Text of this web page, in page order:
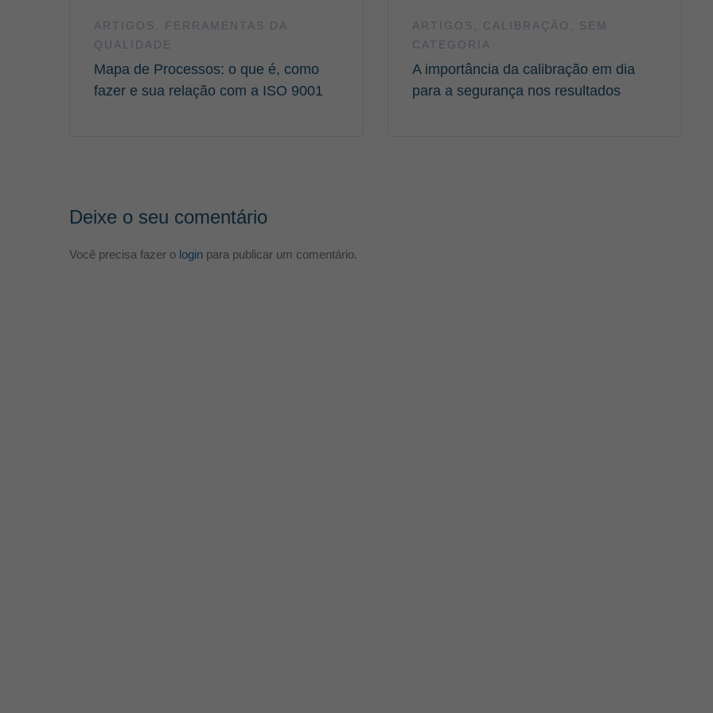
ARTIGOS
FERRAMENTAS DA
QUALIDADE
Mapa de Processos: o que é, como
fazer e sua relação com a ISO 9001
ARTIGOS CALIBRAÇÃO
SEM
CATEGORIA
A importância da calibração em dia
para a segurança nos resultados
Deixe o seu comentário
Você precisa fazer o login para publicar um comentário.